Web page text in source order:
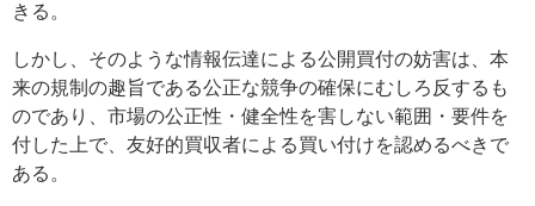
きる。
しかし、そのような情報伝達による公開買付の妨害は、本
来の規制の趣旨である公正な競争の確保にむしろ反するも
のであり、市場の公正性・健全性を害しない範囲・要件を
付した上で、友好的買収者による買い付けを認めるべきで
ある。